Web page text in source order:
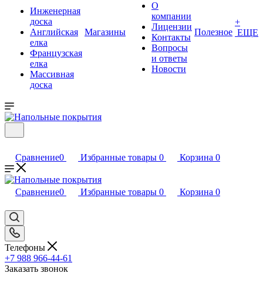
Инженерная
доска
Английская
елка
Французская
елка
Массивная
доска
Магазины
О
компании
Лицензии
Контакты
Вопросы
и ответы
Новости
Полезное
+
ЕЩЕ
Сравнение0 Избранные товары 0 Корзина 0
Сравнение0 Избранные товары 0 Корзина 0
Телефоны
+7 988 966-44-61
Заказать звонок